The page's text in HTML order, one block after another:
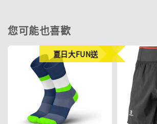
您可能也喜歡
夏日大FUN送